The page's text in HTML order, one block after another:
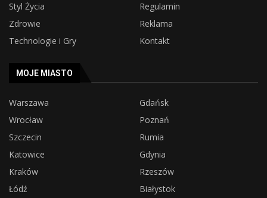
Styl Życia
Regulamin
Zdrowie
Reklama
Technologie i Gry
Kontakt
MOJE MIASTO
Warszawa
Gdańsk
Wrocław
Poznań
Szczecin
Rumia
Katowice
Gdynia
Kraków
Rzeszów
Łódź
Białystok